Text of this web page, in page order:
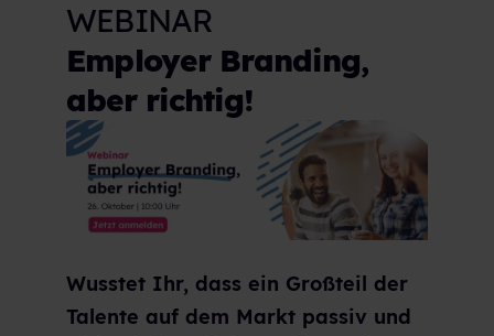
WEBINAR
Employer Branding,
aber richtig!
Wusstet Ihr, dass ein Großteil der
Talente auf dem Markt passiv und